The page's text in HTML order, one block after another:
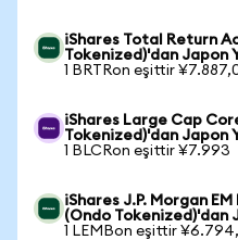
iShares Total Return
Tokenized)'dan Japon
1 BRTRon eşittir
iShares Large Cap
Tokenized)'dan Japon
1 BLCRon eşittir ¥7.993
iShares J.P. Morgan
(Ondo Tokenized)'dan
1 LEMBon eşittir